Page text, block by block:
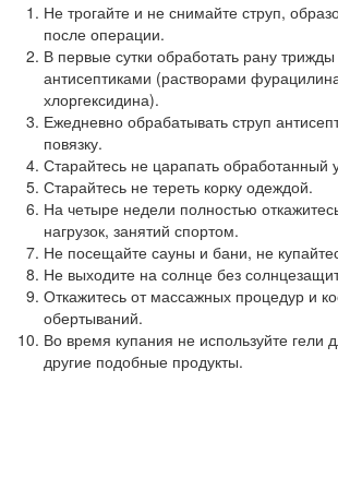
Не трогайте и не снимайте струп,
после операции.
В первые сутки обработать рану
антисептиками (растворами
хлоргексидина).
Ежедневно обрабатывать струп
повязку.
Старайтесь не царапать обработанный
Старайтесь не тереть корку одеждой.
На четыре недели полностью
нагрузок, занятий спортом.
Не посещайте сауны и бани, не
Не выходите на солнце без
Откажитесь от массажных процедур и
обертываний.
Во время купания не используйте гели
другие подобные продукты.